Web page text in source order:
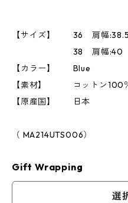
【サイズ】 36 肩幅
38 肩幅:40 身幅
【カラー】 Blue
【素材】 コットン100
【原産国】 日本
（ MA214UTS006）
Gift Wrapping
選